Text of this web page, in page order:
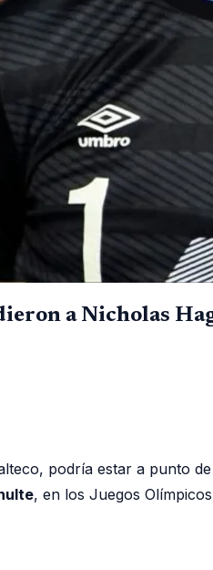
a Nicholas
podría estar a punto
, en los Juegos